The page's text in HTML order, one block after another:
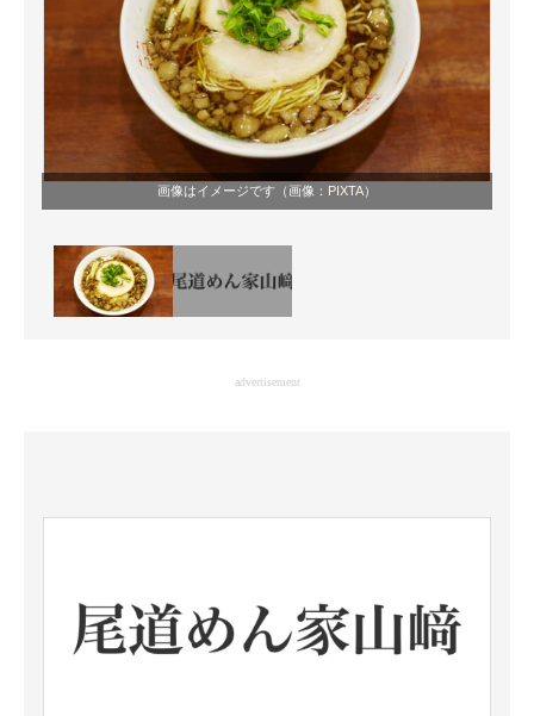
ビジネスと働き方のヒント
AI活用のいまが分かる
企業ITのトレンドを詳説
経営リーダーのコミュニティ
マーケ×ITの今がよく分かる
ITエンジニア向け専門サイト
電子設計の基本と応用
エネルギーの専門メディア
画像はイメージです（画像： PIXTA）
advertisement